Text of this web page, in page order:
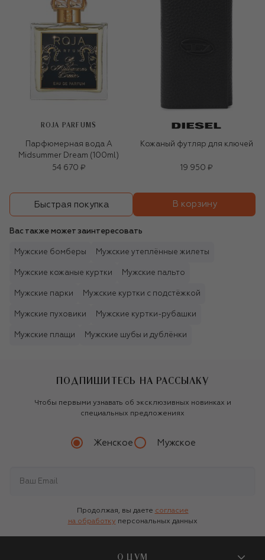
ROJA PARFUMS
Парфюмерная вода A
Midsummer Dream (100ml)
54 670 ₽
Кожаный футляр для ключей
19 950 ₽
Быстрая покупка В корзину
Вас также может заинтересовать
Мужские бомберы Мужские утеплённые жилеты
Мужские кожаные куртки Мужские пальто
Мужские парки Мужские куртки с подстёжкой
Мужские пуховики Мужские куртки-рубашки
Мужские плащи Мужские шубы и дублёнки
ПОДПИШИТЕСЬ НА РАССЫЛКУ
Чтобы первыми узнавать об эксклюзивных новинках и
специальных предложениях
Женское Мужское
Продолжая, вы даете согласие
на обработку персональных данных
О ЦУМ